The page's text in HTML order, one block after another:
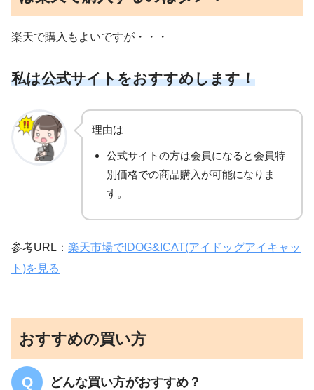
楽天で購入もよいですが・・・
私は公式サイトをおすすめします！
理由は
公式サイトの方は会員になると会員特
別価格での商品購入が可能になりま
す。
参考URL： 楽天市場でIDOG&ICAT(アイドッグアイキャッ
ト)を見る
おすすめの買い方
どんな買い方がおすすめ？